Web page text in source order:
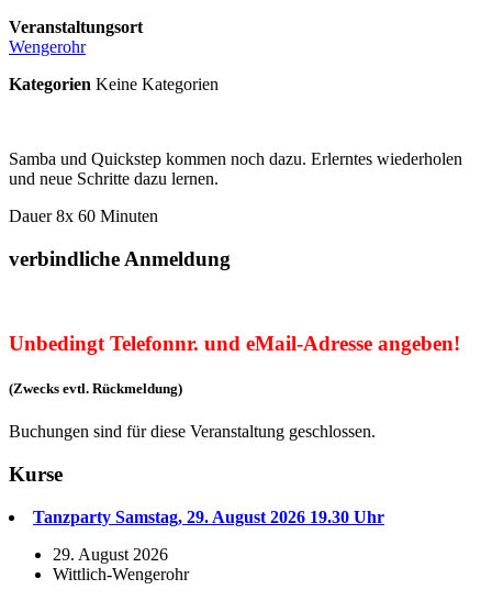
Veranstaltungsort
Wengerohr
Kategorien Keine Kategorien
Samba und Quickstep kommen noch dazu. Erlerntes wiederholen
und neue Schritte dazu lernen.
Dauer 8x 60 Minuten
verbindliche Anmeldung
Unbedingt Telefonnr. und eMail-Adresse angeben!
(Zwecks evtl. Rückmeldung)
Buchungen sind für diese Veranstaltung geschlossen.
Kurse
Tanzparty Samstag, 29. August 2026 19.30 Uhr
29. August 2026
Wittlich-Wengerohr